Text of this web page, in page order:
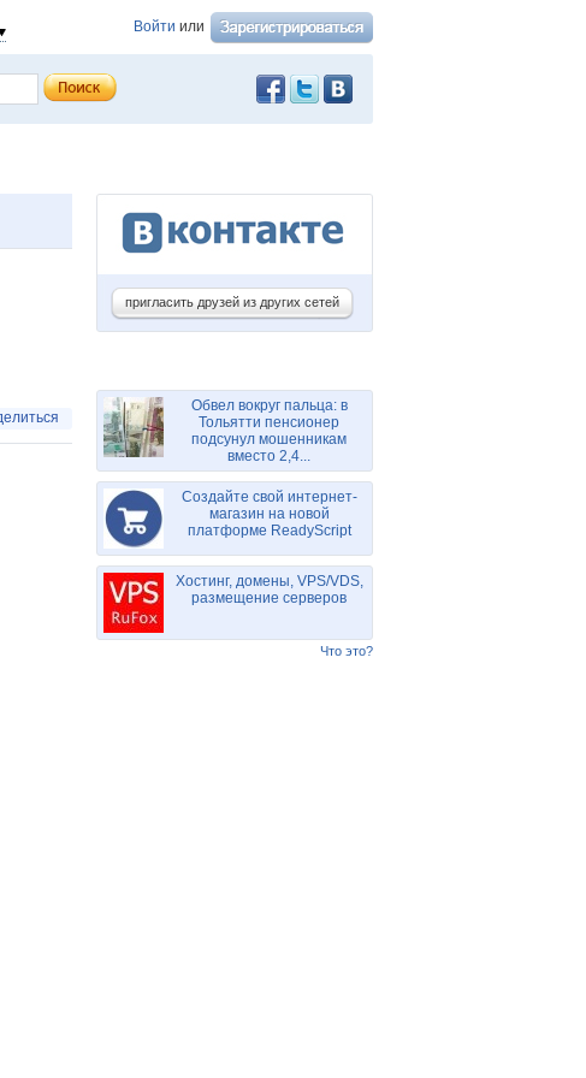
Войти или
пригласить друзей из других сетей
Обвел вокруг пальца: в
Тольятти пенсионер
подсунул мошенникам
вместо 2,4...
Создайте свой интернет-
магазин на новой
платформе ReadyScript
Хостинг, домены, VPS/VDS,
размещение серверов
Что это?